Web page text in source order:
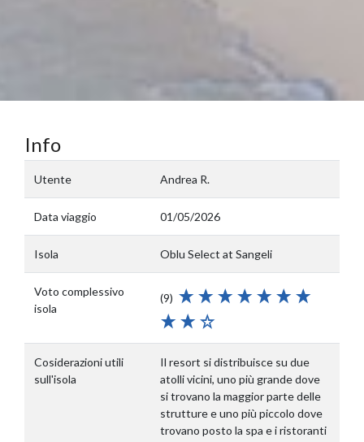
Info
Utente Andrea R.
Data viaggio 01/05/2026
Isola Oblu Select at Sangeli
Voto complessivo
isola
(9)
Cosiderazioni utili
sull'isola
Il resort si distribuisce su due
atolli vicini, uno più grande dove
si trovano la maggior parte delle
strutture e uno più piccolo dove
trovano posto la spa e i ristoranti